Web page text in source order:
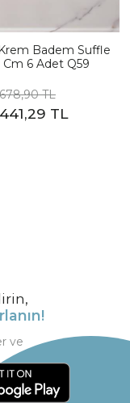
Badem Suffle
Cm 6 Adet Q59
678,90 TL
441,29 TL
ve